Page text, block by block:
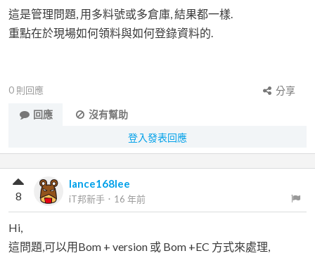
這是管理問題, 用多料號或多倉庫, 結果都一樣.
重點在於現場如何領料與如何登錄資料的.
0 則回應
分享
回應
沒有幫助
登入發表回應
lance168lee
iT邦新手 ． 16 年前
8
Hi,
這問題,可以用Bom + version 或 Bom +EC 方式來處理,